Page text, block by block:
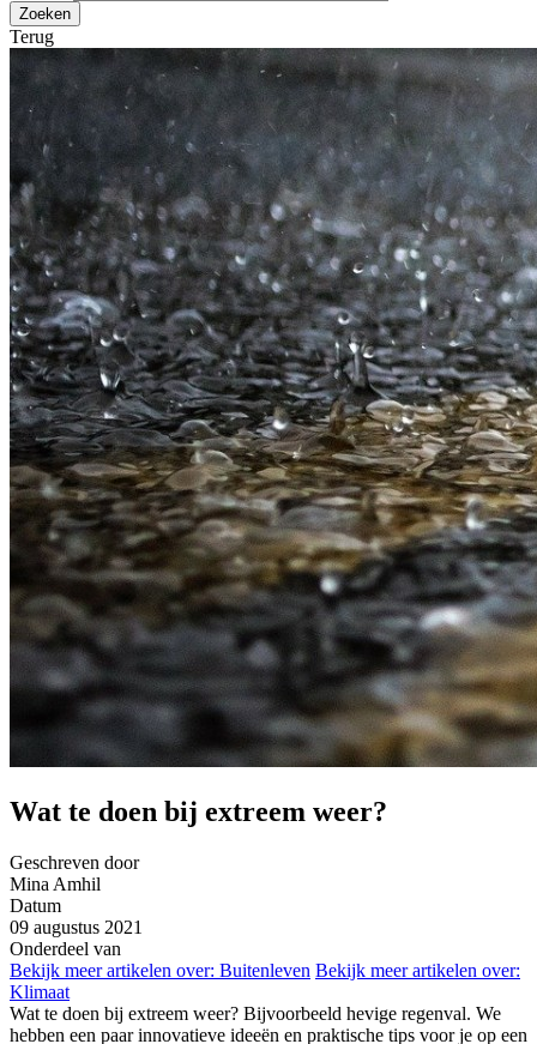
Terug
Wat te doen bij extreem weer?
Geschreven door
Mina Amhil
Datum
09 augustus 2021
Onderdeel van
Bekijk meer artikelen over: Buitenleven Bekijk meer artikelen over:
Klimaat
Wat te doen bij extreem weer? Bijvoorbeeld hevige regenval. We
hebben een paar innovatieve ideeën en praktische tips voor je op een